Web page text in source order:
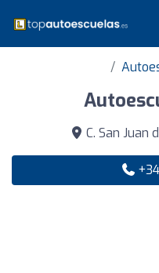
C. San Juan